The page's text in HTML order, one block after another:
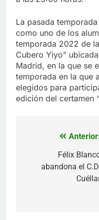
La pasada
como uno de los
temporada 2022 de
Cubero Yiyo”
Madrid, en la que se
temporada en la que
elegidos para
edición del certamen
Navegación
Félix
abandona el